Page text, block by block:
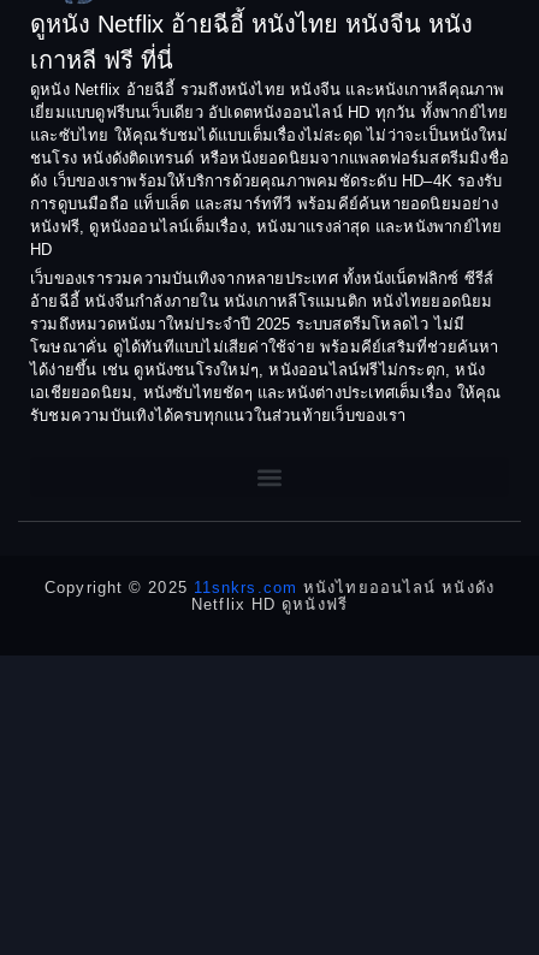
Comedy ตลก
Coming-of-age ชีวิตวัยรุ่น
Crime อาชญากรรม
Crime อาชญากรรม
Culture
Dance เต้น
Dark Comedy ตลกร้าย
DC
Detective
Detective สืบสวน
1992
1991
1990
1988
1987
1986
1985
1984
1983
1982
1981
1980
1978
1974
1973
1972
1971
1970
1969
1968
1964
ดูหนัง Netflix อ้ายฉีอี้ หนังไทย หนังจีน หนัง
เกาหลี ฟรี ที่นี่
ดูหนัง Netflix อ้ายฉีอี้ รวมถึงหนังไทย หนังจีน และหนังเกาหลีคุณภาพ
เยี่ยมแบบดูฟรีบนเว็บเดียว อัปเดตหนังออนไลน์ HD ทุกวัน ทั้งพากย์ไทย
และซับไทย ให้คุณรับชมได้แบบเต็มเรื่องไม่สะดุด ไม่ว่าจะเป็นหนังใหม่
ชนโรง หนังดังติดเทรนด์ หรือหนังยอดนิยมจากแพลตฟอร์มสตรีมมิงชื่อ
ดัง เว็บของเราพร้อมให้บริการด้วยคุณภาพคมชัดระดับ HD–4K รองรับ
การดูบนมือถือ แท็บเล็ต และสมาร์ททีวี พร้อมคีย์ค้นหายอดนิยมอย่าง
หนังฟรี, ดูหนังออนไลน์เต็มเรื่อง, หนังมาแรงล่าสุด และหนังพากย์ไทย
HD
เว็บของเรารวมความบันเทิงจากหลายประเทศ ทั้งหนังเน็ตฟลิกซ์ ซีรีส์
อ้ายฉีอี้ หนังจีนกำลังภายใน หนังเกาหลีโรแมนติก หนังไทยยอดนิยม
รวมถึงหมวดหนังมาใหม่ประจำปี 2025 ระบบสตรีมโหลดไว ไม่มี
โฆษณาคั่น ดูได้ทันทีแบบไม่เสียค่าใช้จ่าย พร้อมคีย์เสริมที่ช่วยค้นหา
ได้ง่ายขึ้น เช่น ดูหนังชนโรงใหม่ๆ, หนังออนไลน์ฟรีไม่กระตุก, หนัง
เอเชียยอดนิยม, หนังซับไทยชัดๆ และหนังต่างประเทศเต็มเรื่อง ให้คุณ
รับชมความบันเทิงได้ครบทุกแนวในส่วนท้ายเว็บของเรา
Copyright © 2025 11snkrs.com หนังไทยออนไลน์ หนังดัง
Netflix HD ดูหนังฟรี